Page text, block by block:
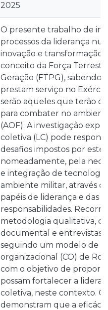
2025
O presente trabalho de
processos da liderança
inovação e transformação
conceito da Força
Geração (FTPG), sabendo
prestam serviço no
serão aqueles que terão
para combater no
(AOF). A investigação
coletiva (LC) pode
desafios impostos por este
nomeadamente, pela
e integração de
ambiente militar, através
papéis de liderança e das
responsabilidades.
metodologia qualitativa,
documental e entrevistas
seguindo um modelo de
organizacional (CO) de
com o objetivo de propor
possam fortalecer a
coletiva, neste contexto.
demonstram que a